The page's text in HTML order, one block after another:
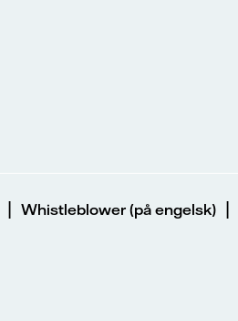
| Whistleblower (på engelsk) |